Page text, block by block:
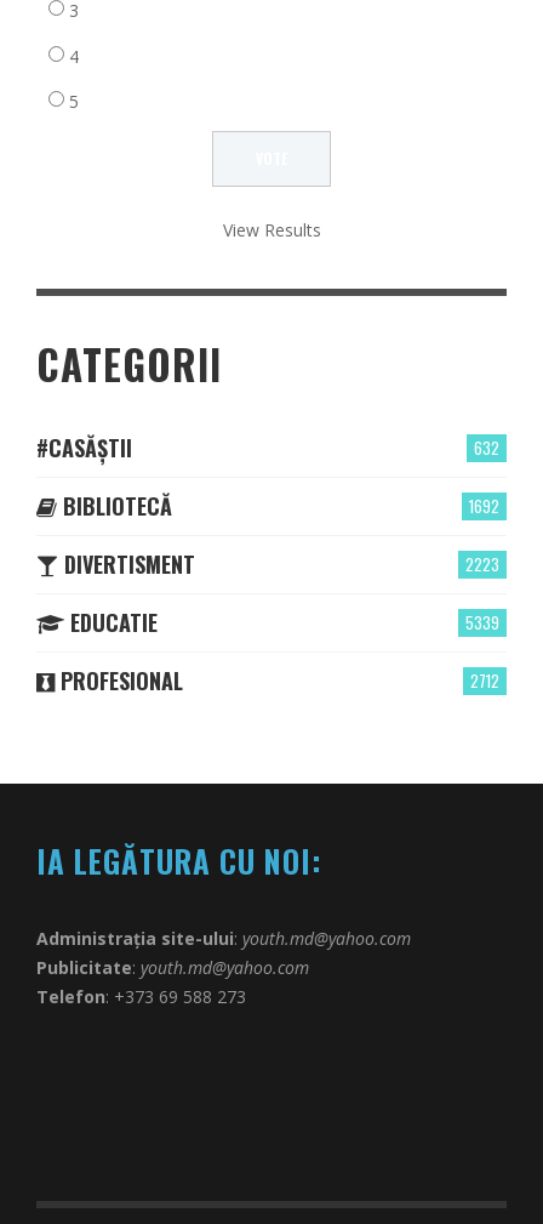
3
4
5
View Results
CATEGORII
632
#CASĂȘTII
1692
BIBLIOTECĂ
2223
DIVERTISMENT
5339
EDUCATIE
2712
PROFESIONAL
IA LEGĂTURA CU NOI:
Administrația site-ului: youth.md@yahoo.com
Publicitate: youth.md@yahoo.com
Telefon: +373 69 588 273